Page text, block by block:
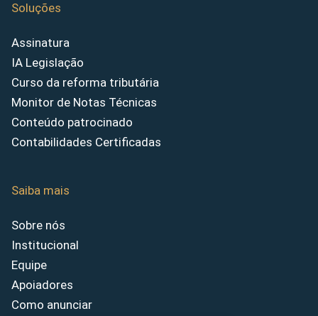
Soluções
Assinatura
IA Legislação
Curso da reforma tributária
Monitor de Notas Técnicas
Conteúdo patrocinado
Contabilidades Certificadas
Saiba mais
Sobre nós
Institucional
Equipe
Apoiadores
Como anunciar